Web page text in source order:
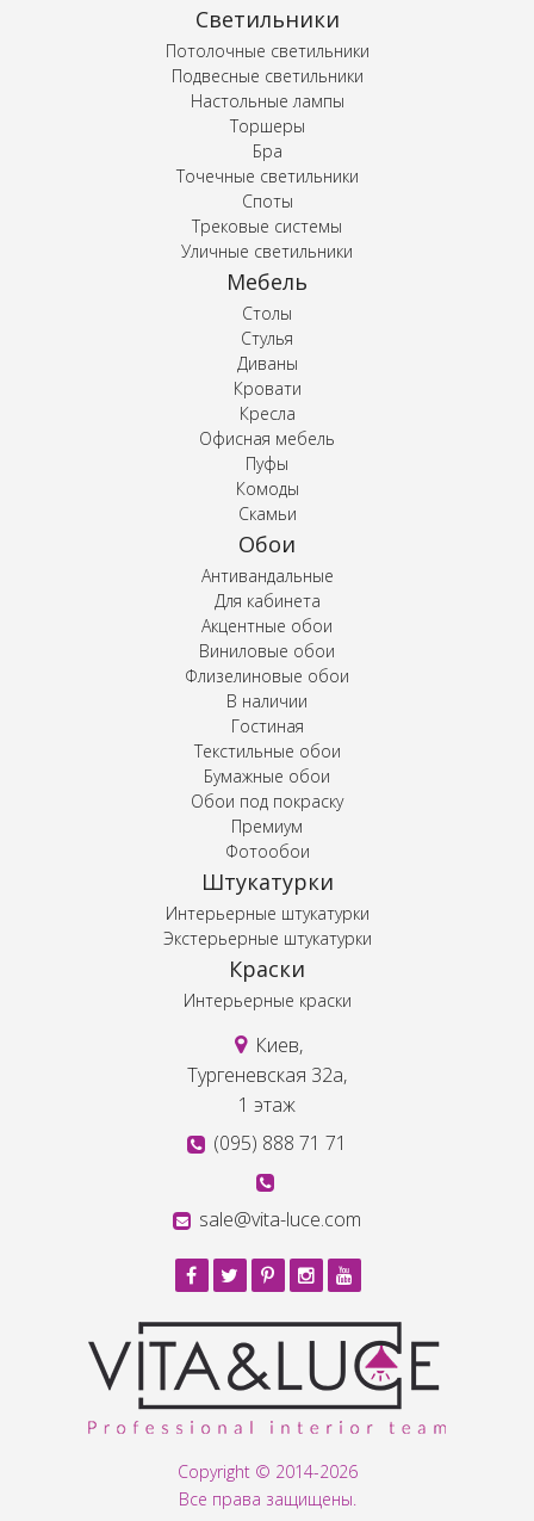
Светильники
Потолочные светильники
Подвесные светильники
Настольные лампы
Торшеры
Бра
Точечные светильники
Споты
Трековые системы
Уличные светильники
Мебель
Столы
Стулья
Диваны
Кровати
Кресла
Офисная мебель
Пуфы
Комоды
Скамьи
Обои
Антивандальные
Для кабинета
Акцентные обои
Виниловые обои
Флизелиновые обои
В наличии
Гостиная
Текстильные обои
Бумажные обои
Обои под покраску
Премиум
Фотообои
Штукатурки
Интерьерные штукатурки
Экстерьерные штукатурки
Краски
Интерьерные краски
Киев,
Тургеневская 32а,
1 этаж
(095) 888 71 71
sale@vita-luce.com
Copyright © 2014-2026
Все права защищены.